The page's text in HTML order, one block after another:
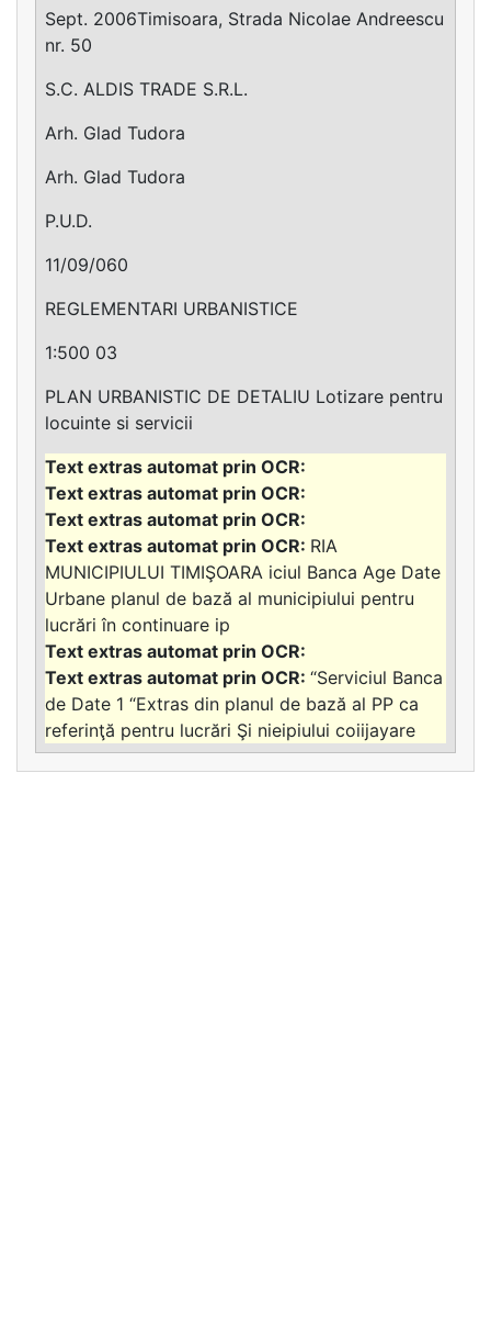
Sept. 2006Timisoara, Strada Nicolae Andreescu
nr. 50
S.C. ALDIS TRADE S.R.L.
Arh. Glad Tudora
Arh. Glad Tudora
P.U.D.
11/09/060
REGLEMENTARI URBANISTICE
1:500 03
PLAN URBANISTIC DE DETALIU Lotizare pentru
locuinte si servicii
RIA
MUNICIPIULUI TIMIŞOARA iciul Banca Age Date
Urbane planul de bază al municipiului pentru
lucrări în continuare ip
“Serviciul Banca
de Date 1 “Extras din planul de bază al PP ca
referinţă pentru lucrări Şi nieipiului coiijayare